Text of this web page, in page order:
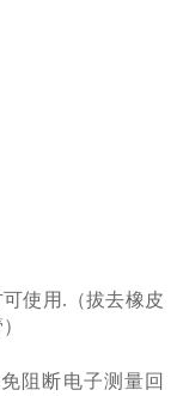
使用.（拔去橡皮
阻断电子测量回